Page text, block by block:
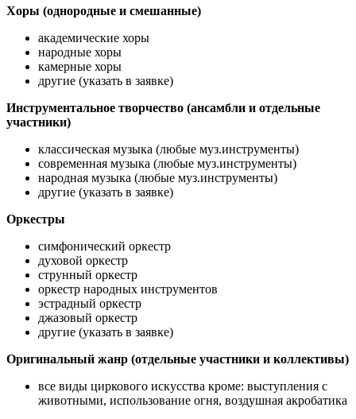
Хоры (однородные и смешанные)
академические хоры
народные хоры
камерные хоры
другие (указать в заявке)
Инструментальное творчество (ансамбли и отдельные
участники)
классическая музыка (любые муз.инструменты)
современная музыка (любые муз.инструменты)
народная музыка (любые муз.инструменты)
другие (указать в заявке)
Оркестры
симфонический оркестр
духовой оркестр
струнный оркестр
оркестр народных инструментов
эстрадный оркестр
джазовый оркестр
другие (указать в заявке)
Оригинальный жанр (отдельные участники и коллективы)
все виды циркового искусства кроме: выступления с
животными, использование огня, воздушная акробатика